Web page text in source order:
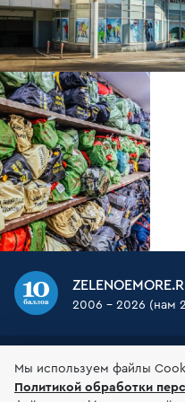
2006 - 2026 (нам
О НАС МАГАЗИН
Мы используем файлы
Политикой обработки